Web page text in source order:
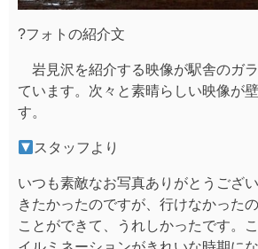
?フォトの紹介文
岩見沢を紹介する映像が駅舎のガ
ています。次々と素晴らしい映像が
す。
スタッフより
いつも素敵なお写真ありがとうござ
きたかったのですが、行けなかった
ことができて、うれしかったです。